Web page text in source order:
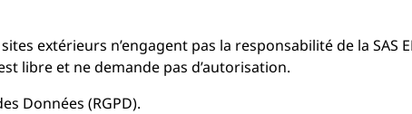
extérieurs n’engagent pas la responsabilité de la SAS
libre et ne demande pas d’autorisation.
Données (RGPD).